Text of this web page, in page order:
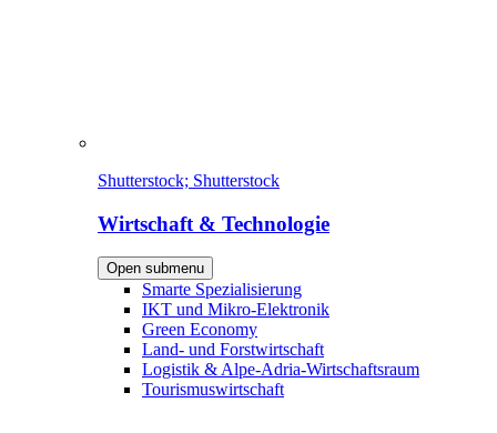
Shutterstock; Shutterstock
Wirtschaft & Technologie
Open submenu
Smarte Spezialisierung
IKT und Mikro-Elektronik
Green Economy
Land- und Forstwirtschaft
Logistik & Alpe-Adria-Wirtschaftsraum
Tourismuswirtschaft